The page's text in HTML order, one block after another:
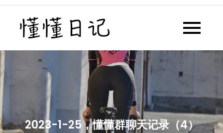
Skip
content
懂懂日记网每天同步更新懂懂学
2023-1-25，懂懂群聊天记录（4）